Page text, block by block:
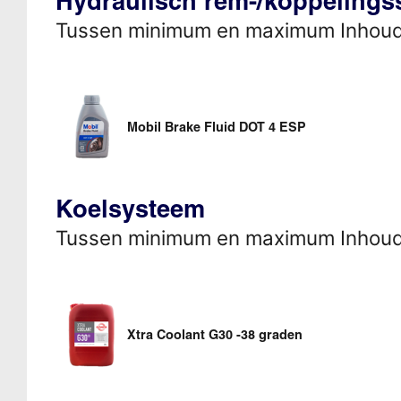
Tussen minimum en maximum
Mobil Brake Fluid DOT 4 ESP
Koelsysteem
Tussen minimum en maximum
Xtra Coolant G30 -38 graden